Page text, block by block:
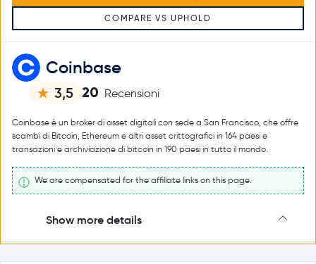
Coinbase
3,5 20 Recensioni
Coinbase è un broker di asset digitali con sede a San Francisco, che offre
scambi di Bitcoin, Ethereum e altri asset crittografici in 164 paesi e
transazioni e archiviazione di bitcoin in 190 paesi in tutto il mondo.
We are compensated for the affiliate links on this page.
Show more details
COMPARE VS UPHOLD